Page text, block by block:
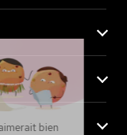
on aimerait bien